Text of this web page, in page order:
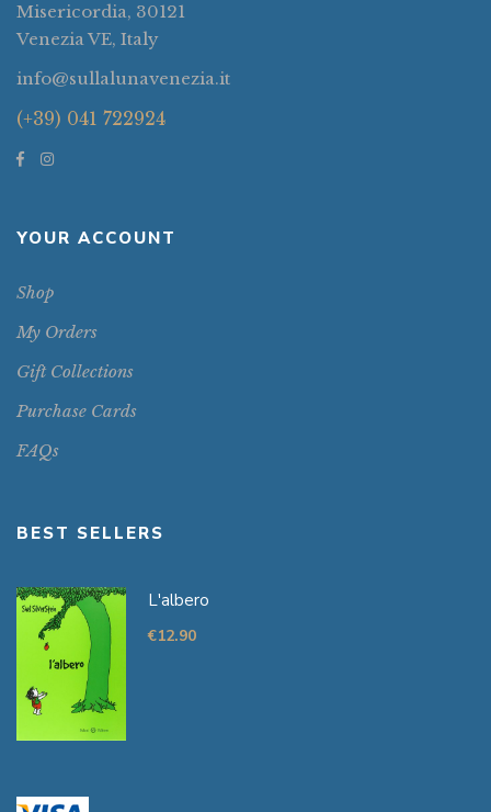
Misericordia, 30121
Venezia VE, Italy
info@sullalunavenezia.it
(+39) 041 722924
YOUR ACCOUNT
Shop
My Orders
Gift Collections
Purchase Cards
FAQs
BEST SELLERS
L'albero
€12.90